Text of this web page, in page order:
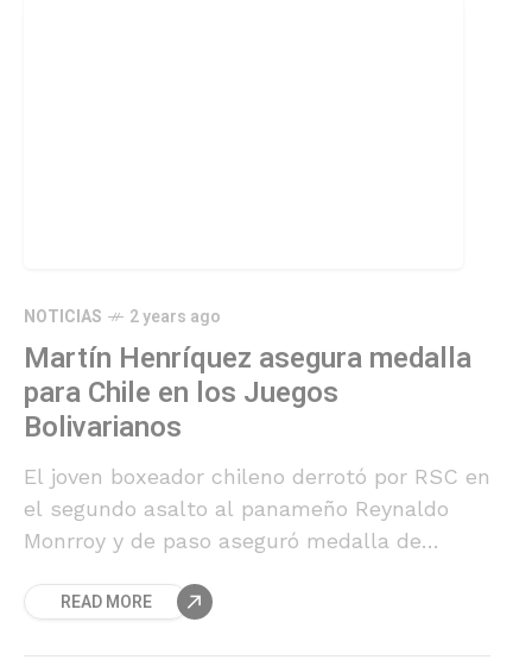
NOTICIAS 2 years ago
Martín Henríquez asegura medalla
para Chile en los Juegos
Bolivarianos
El joven boxeador chileno derrotó por RSC en
el segundo asalto al panameño Reynaldo
Monrroy y de paso aseguró medalla de
competencia, Esteban Navarrete, perdió por
READ MORE